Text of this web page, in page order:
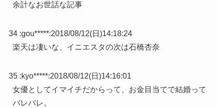
余計なお世話な記事
34 :gou*****:2018/08/12(日)14:18:24
楽天は凄いな、イニエスタの次は石橋杏奈
35 :kyo*****:2018/08/12(日)14:16:01
女優としてイマイチだからって、お金目当てで結婚って
バレバレ。